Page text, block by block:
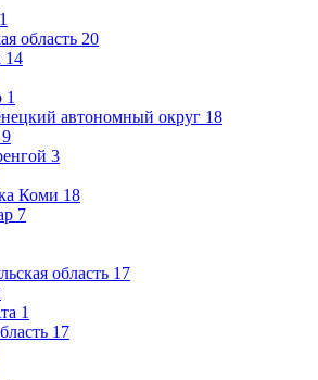
1
область 20
14
1
автономный округ 18
9
3
Коми 18
7
область 17
1
17